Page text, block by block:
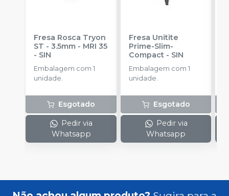
Fresa Rosca Tryon
ST - 3.5mm - MRI 35
- SIN
Embalagem com 1
unidade.
Esgotado
Pedir via
Whatsapp
Fresa Unitite
Prime-Slim-
Compact- SIN
Embalagem com 1
unidade.
Esgotado
Pedir via
Whatsapp